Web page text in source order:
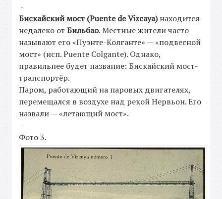
-
Бискайский мост (Puente de Vizcaya)находится
недалеко отБильбао. Местные жители часто
называют его «Пуэнте-Колганте» — «подвесной
мост» (исп. Puente Colgante). Однако,
правильнее будет название: Бискайский мост-
транспортёр.
Паром, работающий на паровых двигателях,
перемещался в воздухе над рекой Нервьон. Его
назвали — «летающий мост».
-
Фото 3.